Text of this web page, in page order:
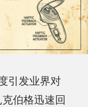
引发业界对
伯格迅速回